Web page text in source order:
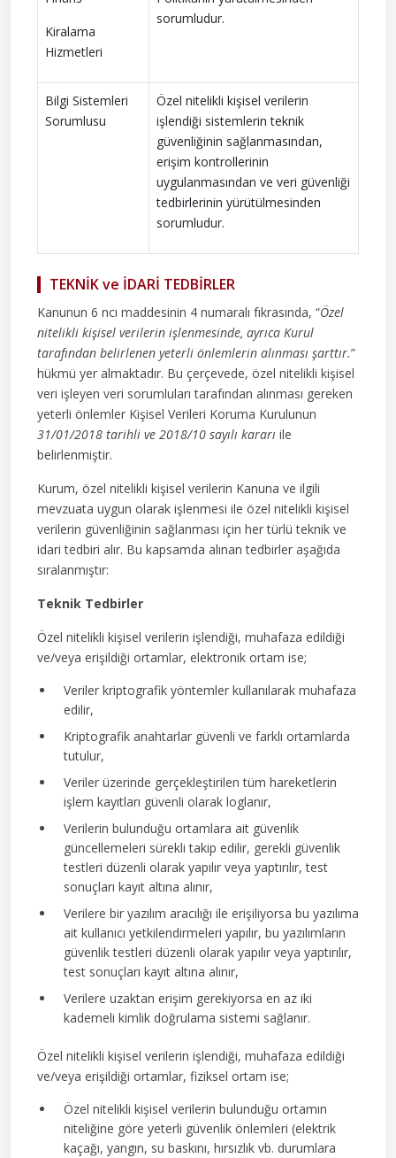
Kiralama
Hizmetleri
sorumludur.
Bilgi Sistemleri
Sorumlusu
Özel nitelikli kişisel verilerin
işlendiği sistemlerin teknik
güvenliğinin sağlanmasından,
erişim kontrollerinin
uygulanmasından ve veri güvenliği
tedbirlerinin yürütülmesinden
sorumludur.
TEKNİK ve İDARİ TEDBİRLER
Kanunun 6 ncı maddesinin 4 numaralı fıkrasında, “Özel
nitelikli kişisel verilerin işlenmesinde, ayrıca Kurul
tarafından belirlenen yeterli önlemlerin alınması şarttır.”
hükmü yer almaktadır. Bu çerçevede, özel nitelikli kişisel
veri işleyen veri sorumluları tarafından alınması gereken
yeterli önlemler Kişisel Verileri Koruma Kurulunun
31/01/2018 tarihli ve 2018/10 sayılı kararı ile
belirlenmiştir.
Kurum, özel nitelikli kişisel verilerin Kanuna ve ilgili
mevzuata uygun olarak işlenmesi ile özel nitelikli kişisel
verilerin güvenliğinin sağlanması için her türlü teknik ve
idari tedbiri alır. Bu kapsamda alınan tedbirler aşağıda
sıralanmıştır:
Teknik Tedbirler
Özel nitelikli kişisel verilerin işlendiği, muhafaza edildiği
ve/veya erişildiği ortamlar, elektronik ortam ise;
Veriler kriptografik yöntemler kullanılarak muhafaza
edilir,
Kriptografik anahtarlar güvenli ve farklı ortamlarda
tutulur,
Veriler üzerinde gerçekleştirilen tüm hareketlerin
işlem kayıtları güvenli olarak loglanır,
Verilerin bulunduğu ortamlara ait güvenlik
güncellemeleri sürekli takip edilir, gerekli güvenlik
testleri düzenli olarak yapılır veya yaptırılır, test
sonuçları kayıt altına alınır,
Verilere bir yazılım aracılığı ile erişiliyorsa bu yazılıma
ait kullanıcı yetkilendirmeleri yapılır, bu yazılımların
güvenlik testleri düzenli olarak yapılır veya yaptırılır,
test sonuçları kayıt altına alınır,
Verilere uzaktan erişim gerekiyorsa en az iki
kademeli kimlik doğrulama sistemi sağlanır.
Özel nitelikli kişisel verilerin işlendiği, muhafaza edildiği
ve/veya erişildiği ortamlar, fiziksel ortam ise;
Özel nitelikli kişisel verilerin bulunduğu ortamın
niteliğine göre yeterli güvenlik önlemleri (elektrik
kaçağı, yangın, su baskını, hırsızlık vb. durumlara